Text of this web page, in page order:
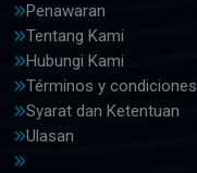
Penawaran
Tentang Kami
Hubungi Kami
Términos y condiciones
Syarat dan Ketentuan
Ulasan